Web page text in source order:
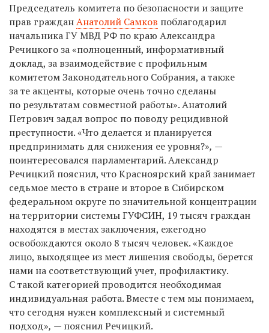
Председатель комитета по безопасности и защите
прав гражданАнатолий Самков поблагодарил
начальника ГУ МВД РФ по краю Александра
Речицкого за «полноценный, информативный
доклад, за взаимодействие с профильным
комитетом Законодательного Собрания, а также
за те акценты, которые очень точно сделаны
по результатам совместной работы». Анатолий
Петрович задал вопрос по поводу рецидивной
преступности.«Что делается и планируется
предпринимать для снижения ее уровня?», —
поинтересовался парламентарий. Александр
Речицкий пояснил, что Красноярский край занимает
седьмое место в стране и второе в Сибирском
федеральном округе по значительной концентрации
на территории системы ГУФСИН, 19 тысяч граждан
находятся в местах заключения, ежегодно
освобождаются около 8 тысяч человек.«Каждое
лицо, выходящее из мест лишения свободы, берется
нами на соответствующий учет, профилактику.
С такой категорией проводится необходимая
индивидуальная работа. Вместе с тем мы понимаем,
что сегодня нужен комплексный и системный
подход», — пояснил Речицкий.